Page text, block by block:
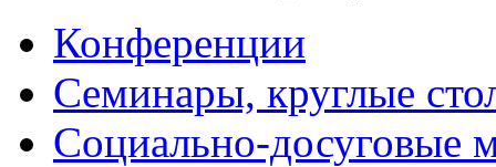
Конференции
Семинары, круглые
Социально-досуговые